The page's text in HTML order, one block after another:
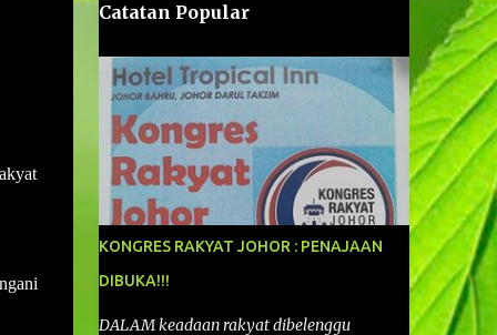
Catatan Popular
KONGRES RAKYAT JOHOR : PENAJAAN
DIBUKA!!!
DALAM keadaan rakyat dibelenggu